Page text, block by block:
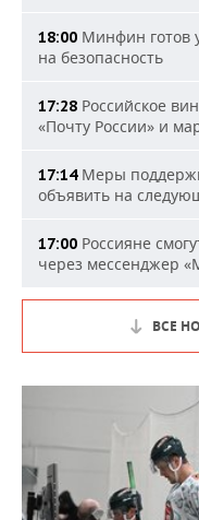
18:00 Минфин готов
на безопасность
17:28 Российское
«Почту России» и
17:14Меры
объявить на
17:00 Россияне
через мессенджер
ВСЕ